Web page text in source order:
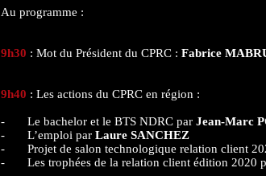
Au programme :
9h30 : Mot du Président du CPRC : Fabrice
9h40 : Les actions du CPRC en région :
- Le bachelor et le BTS NDRC par Jean-Marc
- L’emploi par Laure SANCHEZ
- Projet de salon technologique relation client
- Les trophées de la relation client édition 2020